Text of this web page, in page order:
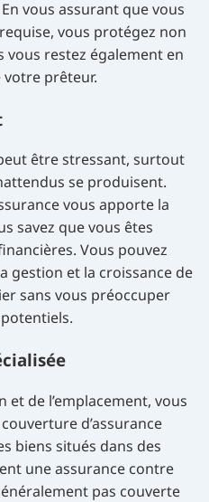
vous assurant que vous
vous protégez non
restez également en
votre prêteur.
être stressant, surtout
se produisent.
vous apporte la
savez que vous êtes
Vous pouvez
gestion et la croissance de
sans vous préoccuper
de l’emplacement, vous
d’assurance
biens situés dans des
une assurance contre
pas couverte